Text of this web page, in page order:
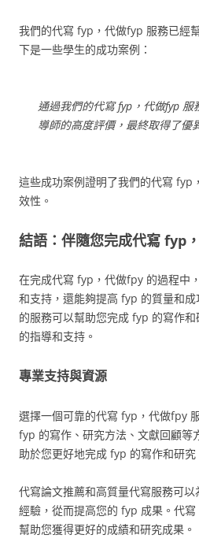
我們的代寫 fyp，代做fyp 服務已經
下是一些學生的成功案例：
通過我們的代寫 fyp，代做fyp
導師的高度評價，最終取得了優
這些成功案例證明了我們的代寫 fyp
效性。
結語：伴隨您完成代寫 fyp
在完成代寫 fyp，代做fpy 的過程中
和支持，還能夠提高 fyp 的質量和
的服務可以幫助您完成 fyp 的寫作
的指導和支持。
專業支持與資源
選擇一個可靠的代寫 fyp，代做fpy
fyp 的寫作、研究方法、文獻回顧等
助於您更好地完成 fyp 的寫作和研究
代寫論文推薦和高質量代寫服務可
經驗，從而提高您的 fyp 成果。代
幫助您獲得更好的成績和研究成果。